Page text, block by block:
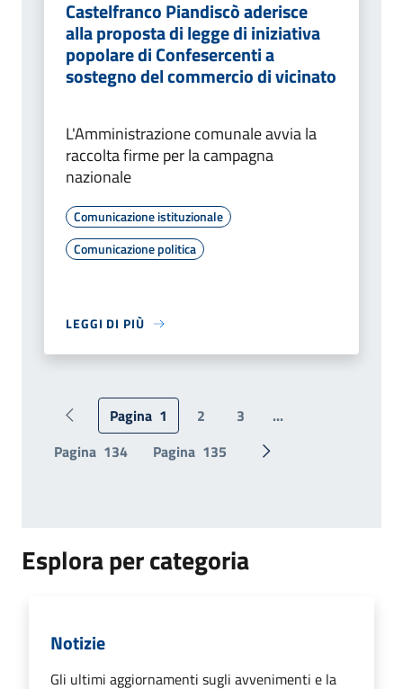
Castelfranco Piandiscò aderisce
alla proposta di legge di iniziativa
popolare di Confesercenti a
sostegno del commercio di vicinato
L'Amministrazione comunale avvia la
raccolta firme per la campagna
nazionale
Comunicazione istituzionale
Comunicazione politica
LEGGI DI PIÙ
Pagina precedente
Pagina 1 2 3
...
Pagina 134 Pagina 135 Pagina successiva
Esplora per categoria
Notizie
Gli ultimi aggiornamenti sugli avvenimenti e la